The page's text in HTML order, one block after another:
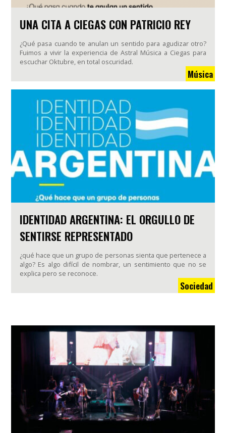
UNA CITA A CIEGAS CON PATRICIO REY
¿Qué pasa cuando te anulan un sentido para agudizar otro?
Fuimos a vivir la experiencia de Astral Música a Ciegas para
escuchar Oktubre, en total oscuridad.
Música
IDENTIDAD ARGENTINA: EL ORGULLO DE
SENTIRSE REPRESENTADO
¿qué hace que un grupo de personas sienta que pertenece a
algo? Es algo difícil de nombrar, un sentimiento que no se
explica pero se reconoce.
Sociedad